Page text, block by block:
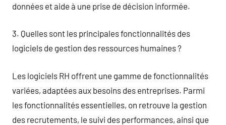
données et aide à une prise de décision informée.
3. Quelles sont les principales fonctionnalités des
logiciels de gestion des ressources humaines ?
Les logiciels RH offrent une gamme de fonctionnalités
variées, adaptées aux besoins des entreprises. Parmi
les fonctionnalités essentielles, on retrouve la gestion
des recrutements, le suivi des performances, ainsi que